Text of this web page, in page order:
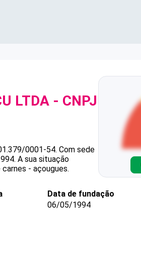
LTDA - CNPJ
0001-54. Com sede
A sua situação
- açougues.
Data de fundação
06/05/1994